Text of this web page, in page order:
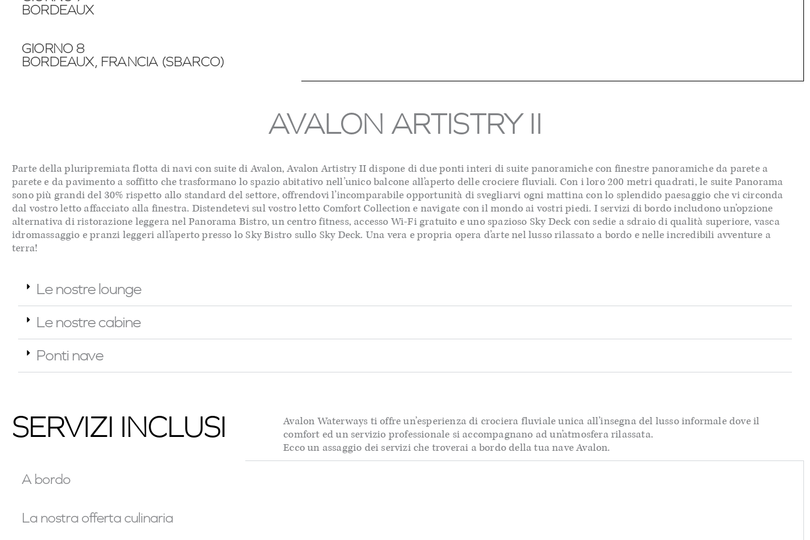
BORDEAUX
GIORNO 8
BORDEAUX, FRANCIA (SBARCO)
AVALON ARTISTRY II
Parte della pluripremiata flotta di navi con suite di Avalon, Avalon Artistry II dispone di due ponti interi di suite panoramiche con finestre panoramiche da parete a
parete e da pavimento a soffitto che trasformano lo spazio abitativo nell’unico balcone all’aperto delle crociere fluviali. Con i loro 200 metri quadrati, le suite Panorama
sono più grandi del 30% rispetto allo standard del settore, offrendovi l’incomparabile opportunità di svegliarvi ogni mattina con lo splendido paesaggio che vi circonda
dal vostro letto affacciato alla finestra. Distendetevi sul vostro letto Comfort Collection e navigate con il mondo ai vostri piedi. I servizi di bordo includono un’opzione
alternativa di ristorazione leggera nel Panorama Bistro, un centro fitness, accesso Wi-Fi gratuito e uno spazioso Sky Deck con sedie a sdraio di qualità superiore, vasca
idromassaggio e pranzi leggeri all’aperto presso lo Sky Bistro sullo Sky Deck. Una vera e propria opera d’arte nel lusso rilassato a bordo e nelle incredibili avventure a
terra!
Le nostre lounge
Le nostre cabine
Ponti nave
SERVIZI INCLUSI
Avalon Waterways ti offre un’esperienza di crociera fluviale unica all’insegna del lusso informale dove il
comfort ed un servizio professionale si accompagnano ad un’atmosfera rilassata.
Ecco un assaggio dei servizi che troverai a bordo della tua nave Avalon.
A bordo
La nostra offerta culinaria